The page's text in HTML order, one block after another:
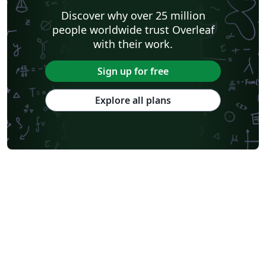
Discover why over 25 million
people worldwide trust Overleaf
with their work.
Sign up for free
Explore all plans